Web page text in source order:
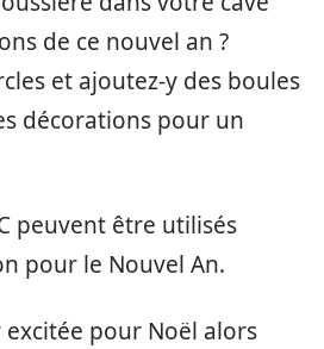
de ce nouvel an ?
et ajoutez-y des boules
décorations pour un
peuvent être utilisés
pour le Nouvel An.
excitée pour Noël alors